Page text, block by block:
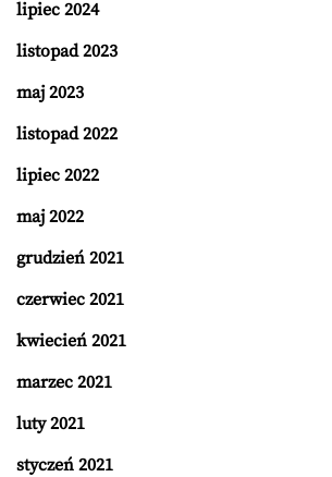
lipiec 2024
listopad 2023
maj 2023
listopad 2022
lipiec 2022
maj 2022
grudzień 2021
czerwiec 2021
kwiecień 2021
marzec 2021
luty 2021
styczeń 2021